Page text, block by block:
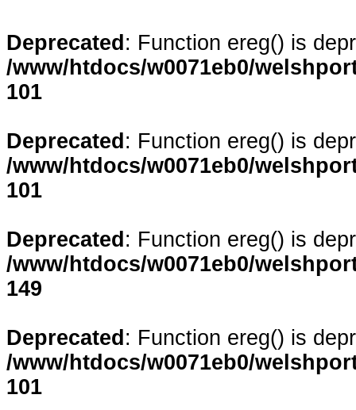
Deprecated : Function ereg() is
/www/htdocs/w0071eb0/
101
Deprecated : Function ereg() is
/www/htdocs/w0071eb0/
101
Deprecated : Function ereg() is
/www/htdocs/w0071eb0/
149
Deprecated : Function ereg() is
/www/htdocs/w0071eb0/
101